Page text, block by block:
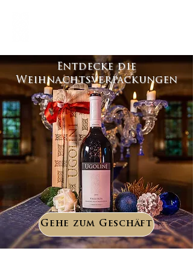
Entdecke die
Weihnachtsverpackungen
Gehe zum Geschäft